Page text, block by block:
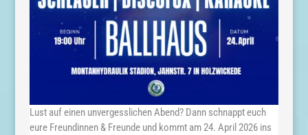
Lust auf einen unvergesslichen Abend? Dann schnappt euch
eure Freundinnen & Freunde und kommt am 24. April 2026 ins